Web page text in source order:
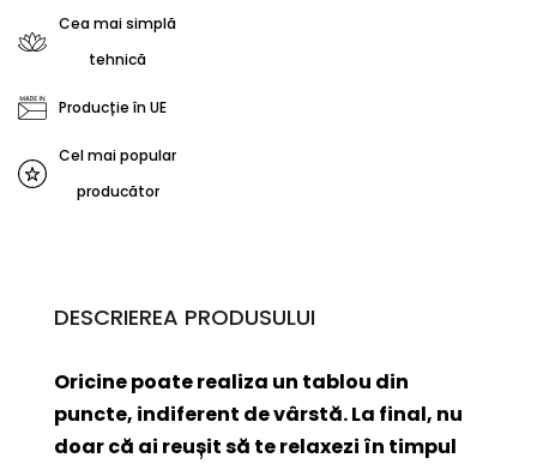
Cea mai simplă
tehnică
Producție în UE
Cel mai popular
producător
DESCRIEREA PRODUSULUI
Oricine poate realiza un tablou din
puncte, indiferent de vârstă. La final, nu
doar că ai reușit să te relaxezi în timpul